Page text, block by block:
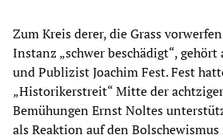
Zum Kreis derer, die Grass
Instanz „schwer beschädigt“,
und Publizist Joachim Fest. Fest
„Historikerstreit“ Mitte der
Bemühungen Ernst Noltes
als Reaktion auf den